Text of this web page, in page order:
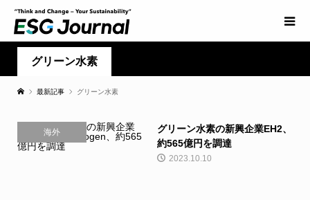
グリーン水素
最新記事 グリーン水素
海外
グリーン水素の新興企業EH2、
約565億円を調達
2023.10.10